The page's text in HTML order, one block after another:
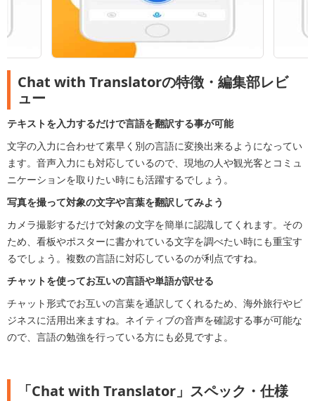
Chat with Translatorの特徴・編集部レビ
ュー
テキストを入力するだけで言語を翻訳する事が可能
文字の入力に合わせて素早く別の言語に変換出来るようになってい
ます。音声入力にも対応しているので、現地の人や観光客とコミュ
ニケーションを取りたい時にも活躍するでしょう。
写真を撮って対象の文字や言葉を翻訳してみよう
カメラ撮影するだけで対象の文字を簡単に認識してくれます。その
ため、看板やポスターに書かれている文字を調べたい時にも重宝す
るでしょう。複数の言語に対応しているのが利点ですね。
チャットを使ってお互いの言語や単語が訳せる
チャット形式でお互いの言葉を通訳してくれるため、海外旅行やビ
ジネスに活用出来ますね。ネイティブの音声を確認する事が可能な
ので、言語の勉強を行っている方にも必見ですよ。
「Chat with Translator」スペック・仕様